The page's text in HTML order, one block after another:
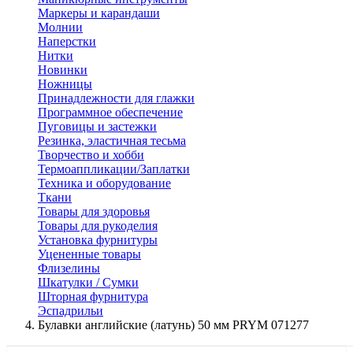
Маркеры и карандаши
Молнии
Наперстки
Нитки
Новинки
Ножницы
Принадлежности для глажки
Программное обеспечение
Пуговицы и застежки
Резинка, эластичная тесьма
Творчество и хобби
Термоаппликации/Заплатки
Техника и оборудование
Ткани
Товары для здоровья
Товары для рукоделия
Установка фурнитуры
Уцененные товары
Флизелины
Шкатулки / Сумки
Шторная фурнитура
Эспадрильи
Булавки английские (латунь) 50 мм PRYM 071277